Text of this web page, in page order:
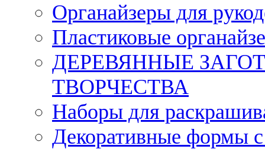
Органайзеры для
Пластиковые
ДЕРЕВЯННЫЕ
ТВОРЧЕСТВА
Наборы для
Декоративные формы с